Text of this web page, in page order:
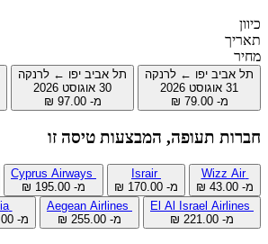
כיוון
תאריך
מחיר
תל אביב יפו ← לרנקה
31 אוגוסט 2026
מ- ‏79.00 ‏₪
תל אביב יפו ← לרנקה
30 אוגוסט 2026
מ- ‏97.00 ‏₪
חברות תעופה, המבצעות טיסה זו
Wizz Air
מ- ‏43.00 ‏₪
Israir
מ- ‏170.00 ‏₪
מ- ‏195.00 ‏₪
מ- ‏221.00 ‏₪
מ- ‏255.00 ‏₪
Arkia
מ- ‏272.00 ‏₪